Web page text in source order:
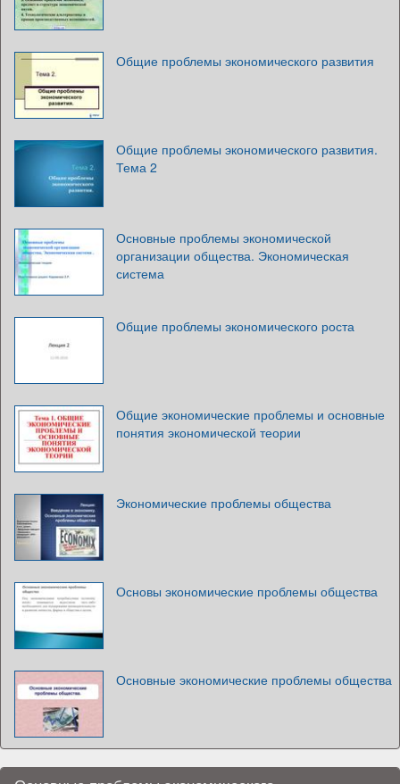
Общие проблемы экономического развития
Общие проблемы экономического развития.
Тема 2
Основные проблемы экономической
организации общества. Экономическая
система
Общие проблемы экономического роста
Общие экономические проблемы и основные
понятия экономической теории
Экономические проблемы общества
Основы экономические проблемы общества
Основные экономические проблемы общества